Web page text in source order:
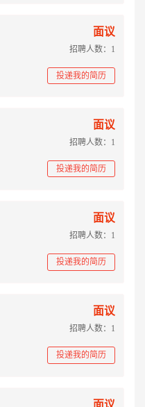
面议
招聘人数：1
投递我的简历
面议
招聘人数：1
投递我的简历
面议
招聘人数：1
投递我的简历
面议
招聘人数：1
投递我的简历
面议